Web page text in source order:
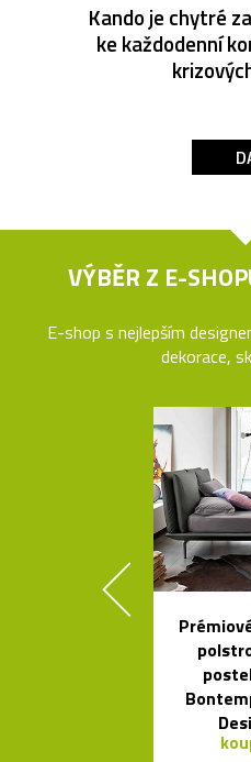
Kando je chytré
ke každodenní
VÝBĚR Z E-
E-shop s nejlepším
dekorace,